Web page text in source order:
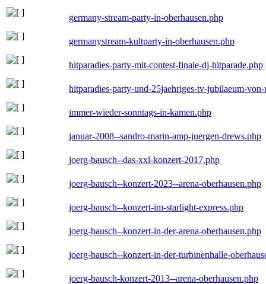
germany-stream-party-in-oberhausen.php
germanystream-kultparty-in-oberhausen.php
hitparadies-party-mit-contest-finale-dj-hitparade.php
hitparadies-party-und-25jaehriges-tv-jubilaeum-
immer-wieder-sonntags-in-kamen.php
januar-2008--sandro-marin-amp-juergen-drews.php
joerg-bausch--das-xxl-konzert-2017.php
joerg-bausch--konzert-2023--arena-oberhausen.php
joerg-bausch--konzert-im-starlight-express.php
joerg-bausch--konzert-in-der-arena-oberhausen.php
joerg-bausch--konzert-in-der-turbinenhalle-
joerg-bausch-konzert-2013--arena-oberhausen.php